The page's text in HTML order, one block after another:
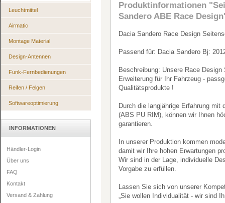
Leuchtmittel
Airmatic
Montage Material
Design-Antennen
Funk-Fernbedienungen
Reifen / Felgen
Softwareoptimierung
INFORMATIONEN
Händler-Login
Über uns
FAQ
Kontakt
Versand & Zahlung
Produktinformationen
Sandero ABE Race
Dacia Sandero Race Design
Passend für: Dacia Sandero Bj:
Beschreibung: Unsere Race
Erweiterung für Ihr Fahrzeug -
Qualitätsprodukte !
Durch die langjährige Erfahrung
(ABS PU RIM), können wir Ihnen
garantieren.
In unserer Produktion kommen
damit wir Ihre hohen Erwartungen
Wir sind in der Lage, individuelle
Vorgabe zu erfüllen.
Lassen Sie sich von unserer
„Sie wollen Individualität - wir sind